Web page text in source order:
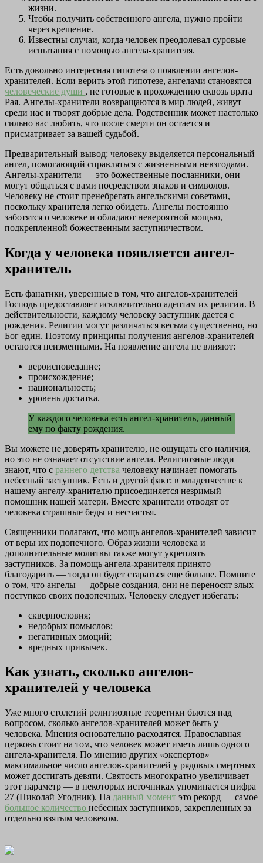
жизни.
Чтобы получить собственного ангела, нужно пройти
через крещение.
Известны случаи, когда человек преодолевал суровые
испытания с помощью ангела-хранителя.
Есть довольно интересная гипотеза о появлении ангелов-
хранителей. Если верить этой гипотезе, ангелами становятся
человеческие души , не готовые к прохождению сквозь врата
Рая. Ангелы-хранители возвращаются в мир людей, живут
среди нас и творят добрые дела. Родственник может настолько
сильно вас любить, что после смерти он остается и
присматривает за вашей судьбой.
Предварительный вывод: человеку выделяется персональный
ангел, помогающий справляться с жизненными невзгодами.
Ангелы-хранители — это божественные посланники, они
могут общаться с вами посредством знаков и символов.
Человеку не стоит пренебрегать ангельскими советами,
поскольку хранителя легко обидеть. Ангелы постоянно
заботятся о человеке и обладают невероятной мощью,
подкрепленной божественным заступничеством.
Когда у человека появляется ангел-
хранитель
Есть фанатики, уверенные в том, что ангелов-хранителей
Господь предоставляет исключительно адептам их религии. В
действительности, каждому человеку заступник дается с
рождения. Религии могут различаться весьма существенно, но
Бог един. Поэтому принципы получения ангелов-хранителей
остаются неизменными. На появление ангела не влияют:
вероисповедание;
происхождение;
национальность;
уровень достатка.
У каждого человека есть ангел-хранитель, данный
ему по факту рождения.
Вы можете не доверять хранителю, не ощущать его наличия,
но это не означает отсутствие ангела. Религиозные люди
знают, что с раннего детства человеку начинает помогать
небесный заступник. Есть и другой факт: в младенчестве к
нашему ангелу-хранителю присоединяется незримый
помощник нашей матери. Вместе хранители отводят от
человека страшные беды и несчастья.
Священники полагают, что мощь ангелов-хранителей зависит
от веры их подопечного. Образ жизни человека и
дополнительные молитвы также могут укреплять
заступников. За помощь ангела-хранителя принято
благодарить — тогда он будет стараться еще больше. Помните
о том, что ангелы — добрые создания, они не переносят злых
поступков своих подопечных. Человеку следует избегать:
сквернословия;
недобрых помыслов;
негативных эмоций;
вредных привычек.
Как узнать, сколько ангелов-
хранителей у человека
Уже много столетий религиозные теоретики бьются над
вопросом, сколько ангелов-хранителей может быть у
человека. Мнения основательно расходятся. Православная
церковь стоит на том, что человек может иметь лишь одного
ангела-хранителя. По мнению других «экспертов»
максимальное число ангелов-хранителей у рядовых смертных
может достигать девяти. Святость многократно увеличивает
этот параметр — в некоторых источниках упоминается цифра
27 (Николай Угодник). На данный момент это рекорд — самое
большое количество небесных заступников, закрепленных за
отдельно взятым человеком.